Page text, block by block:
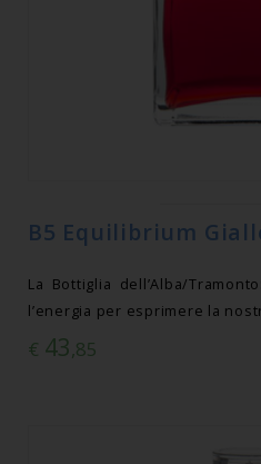
B5 Equilibrium
La Bottiglia dell’Alba/
l’energia per esprimere la
€ 43,85